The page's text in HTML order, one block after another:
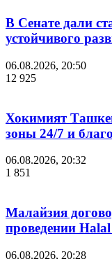
В Сенате дали
устойчивого
06.08.2026, 20:50
12 925
Хокимият
зоны 24/7 и
06.08.2026, 20:32
1 851
Малайзия
проведении
06.08.2026, 20:28